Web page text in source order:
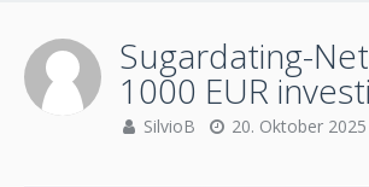
Sugardating-
1000 EUR
SilvioB 20. Oktober 2025